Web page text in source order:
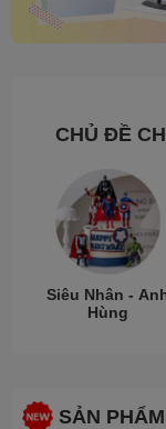
CHỦ ĐỀ
Siêu Nhân -
Hùng
SẢN